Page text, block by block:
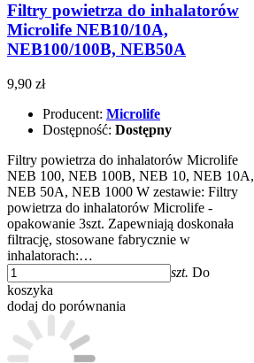
Filtry powietrza do inhalatorów
Microlife NEB10/10A,
NEB100/100B, NEB50A
9,90 zł
Producent: Microlife
Dostępność: Dostępny
Filtry powietrza do inhalatorów Microlife
NEB 100, NEB 100B, NEB 10, NEB 10A,
NEB 50A, NEB 1000 W zestawie: Filtry
powietrza do inhalatorów Microlife -
opakowanie 3szt. Zapewniają doskonała
filtrację, stosowane fabrycznie w
inhalatorach:…
szt. Do
koszyka
dodaj do porównania